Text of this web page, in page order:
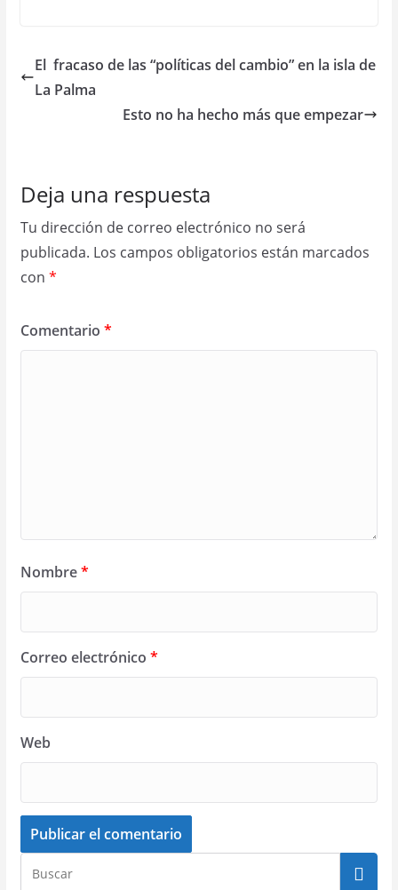
El fracaso de las “políticas del cambio” en la isla de
La Palma
Esto no ha hecho más que empezar
Deja una respuesta
Tu dirección de correo electrónico no será
publicada. Los campos obligatorios están marcados
con *
Comentario *
Nombre*
Correo electrónico *
Web